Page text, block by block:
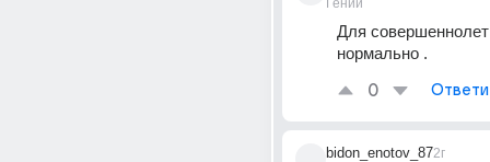
Гений
Для
нормально .
0
bidon_enotov_872г